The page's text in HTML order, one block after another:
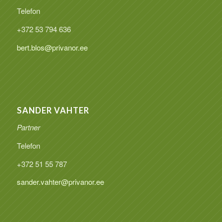
Telefon
+372 53 794 636
bert.blos@privanor.ee
SANDER VAHTER
Partner
Telefon
+372 51 55 787
sander.vahter@privanor.ee